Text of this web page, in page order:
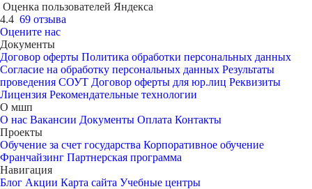
Оценка пользователей Яндекса
4.4 69 отзыва
Оцените нас
Документы
Договор оферты Политика обработки персональных данных
Согласие на обработку персональных данных Результаты
проведения СОУТ Договор оферты для юр.лиц Реквизиты
Лицензия Рекомендательные технологии
О мшп
О нас Вакансии Документы Оплата Контакты
Проекты
Обучение за счет государства Корпоративное обучение
Франчайзинг Партнерская программа
Навигация
Блог Акции Карта сайта Учебные центры